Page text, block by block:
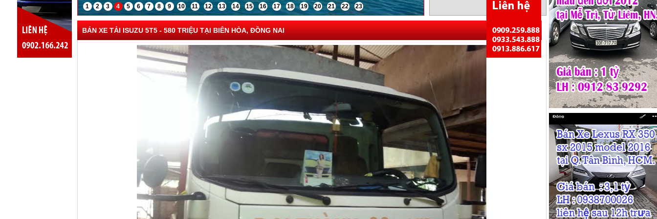
1 2 3 4 5 6 7 8 9 10 11 12 13 14 15 16 17 18 19 20 21 22 23
BÁN XE TẢI ISUZU 5T5 - 580 TRIỆU TẠI BIÊN HÒA, ĐỒNG NAI Quay lại